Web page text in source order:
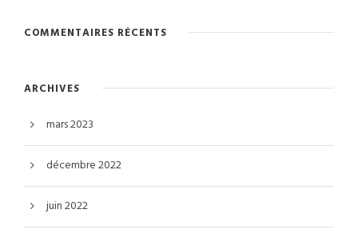
COMMENTAIRES RÉCENTS
ARCHIVES
mars 2023
décembre 2022
juin 2022